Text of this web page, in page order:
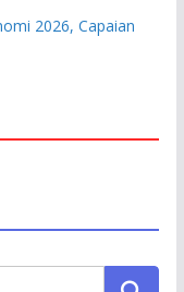
2026, Capaian